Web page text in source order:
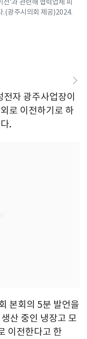
'과 관련해 협력업체 피
.(광주시의회 제공)2024.
자 광주사업장이
로 이전하기로 하
.
본회의 5분 발언을
산 중인 냉장고 모
이전한다고 한